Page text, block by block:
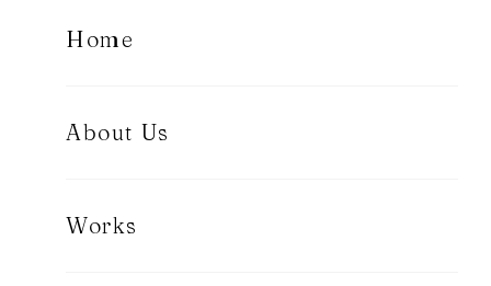
Home
About Us
Works